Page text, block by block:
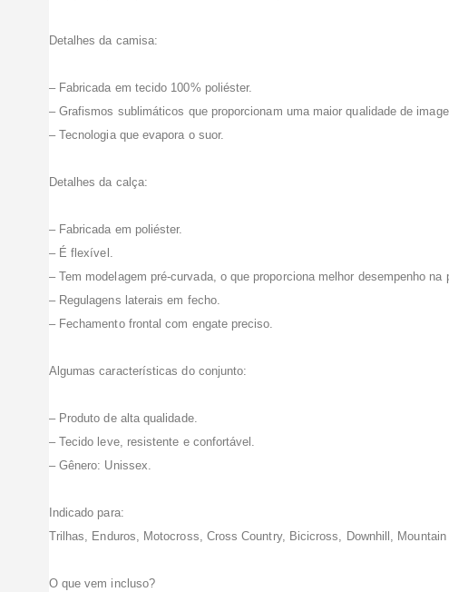
Detalhes da camisa:
– Fabricada em tecido 100% poliéster.
– Grafismos sublimáticos que proporcionam uma maior qualidade de
– Tecnologia que evapora o suor.
Detalhes da calça:
– Fabricada em poliéster.
– É flexível.
– Tem modelagem pré-curvada, o que proporciona melhor desempenho na
– Regulagens laterais em fecho.
– Fechamento frontal com engate preciso.
Algumas características do conjunto:
– Produto de alta qualidade.
– Tecido leve, resistente e confortável.
– Gênero: Unissex.
Indicado para:
Trilhas, Enduros, Motocross, Cross Country, Bicicross, Downhill,
O que vem incluso?